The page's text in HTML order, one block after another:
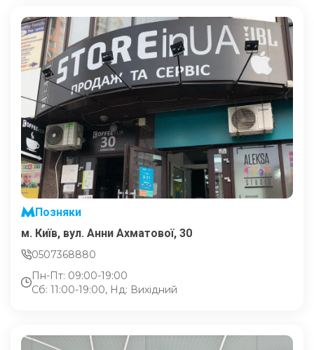
Позняки
м. Київ, вул. Анни Ахматової, 30
0507368880
Пн-Пт: 09:00-19:00
Сб: 11:00-19:00, Нд: Вихідний